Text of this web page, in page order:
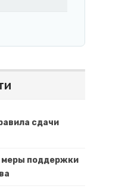
сдачи
меры поддержки